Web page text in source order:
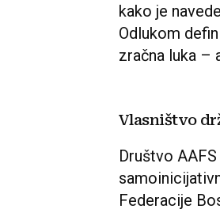
kako je
Odlukom
zračna luka –
Vlasništvo
Društvo
Federacije